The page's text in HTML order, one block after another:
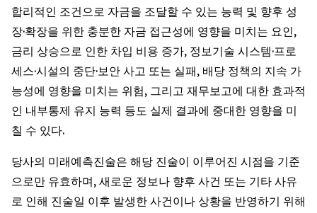
합리적인 조건으로 자금을 조달할 수 있는 능력 및 향후 성
장·확장을 위한 충분한 자금 접근성에 영향을 미치는 요인,
금리 상승으로 인한 차입 비용 증가, 정보기술 시스템·프로
세스·시설의 중단·보안 사고 또는 실패, 배당 정책의 지속 가
능성에 영향을 미치는 위험, 그리고 재무보고에 대한 효과적
인 내부통제 유지 능력 등도 실제 결과에 중대한 영향을 미
칠 수 있다.
당사의 미래예측진술은 해당 진술이 이루어진 시점을 기준
으로만 유효하며, 새로운 정보나 향후 사건 또는 기타 사유
로 인해 진술일 이후 발생한 사건이나 상황을 반영하기 위해